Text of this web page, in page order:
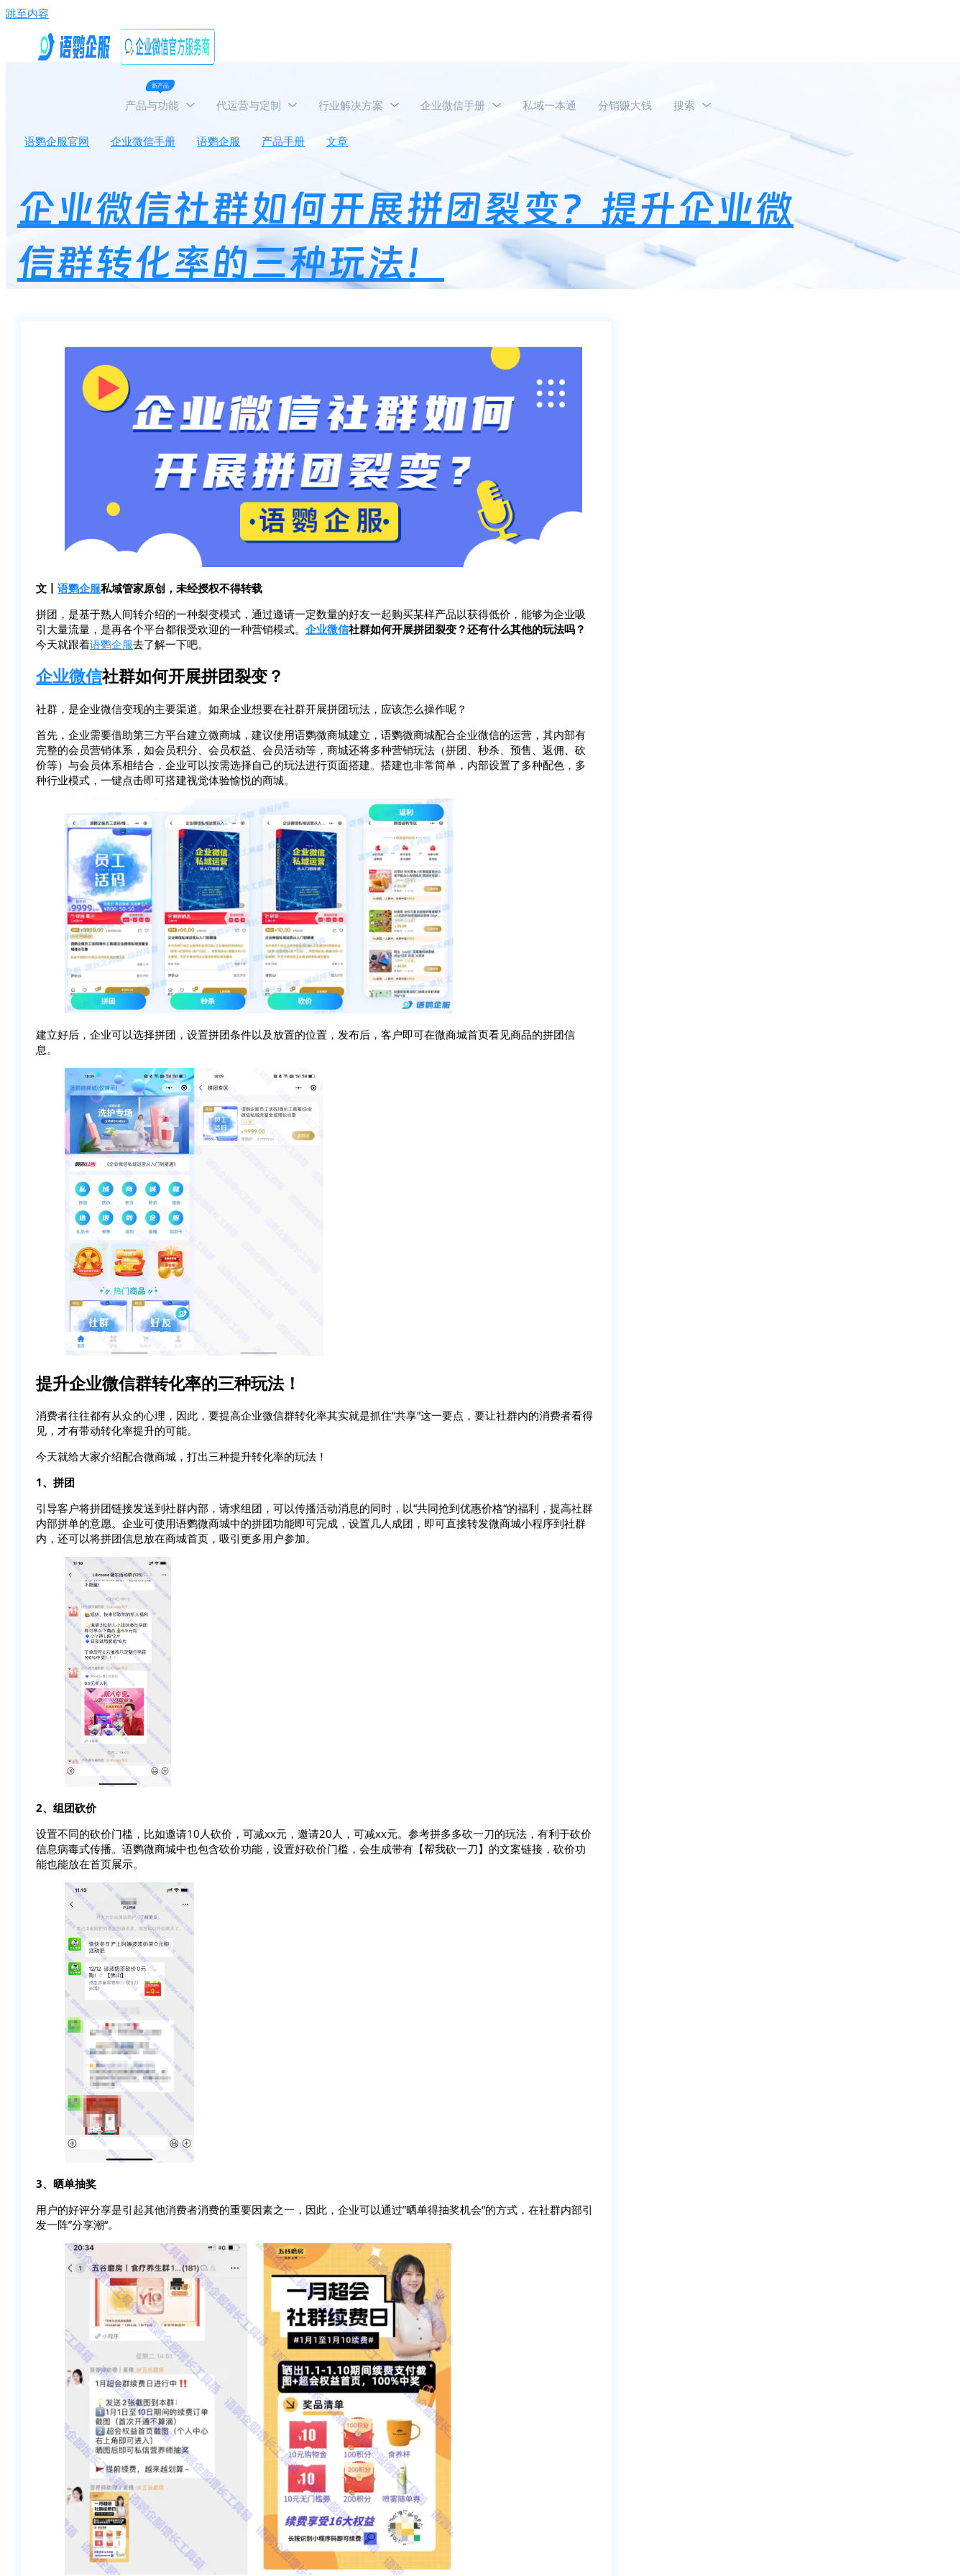
跳至内容
新产品
产品与功能 代运营与定制 行业解决方案 企业微信手册 私域一本通 分销赚大钱 搜索
语鹦企服官网 企业微信手册 语鹦企服 产品手册 文章 企业微信社群如何开展拼团裂变？提升企业微信群转化率的三种玩法！
企业微信社群如何开展拼团裂变？提升企业微
信群转化率的三种玩法！
文丨 语鹦企服私域管家原创，未经授权不得转载
拼团，是基于熟人间转介绍的一种裂变模式，通过邀请一定数量的好友一起购买某样产品以获得低价，能够为企业吸
引大量流量，是再各个平台都很受欢迎的一种营销模式。 企业微信社群如何开展拼团裂变？还有什么其他的玩法吗？
今天就跟着语鹦企服去了解一下吧。
企业微信社群如何开展拼团裂变？
社群，是企业微信变现的主要渠道。如果企业想要在社群开展拼团玩法，应该怎么操作呢？
首先，企业需要借助第三方平台建立微商城，建议使用语鹦微商城建立，语鹦微商城配合企业微信的运营，其内部有
完整的会员营销体系，如会员积分、会员权益、会员活动等，商城还将多种营销玩法（拼团、秒杀、预售、返佣、砍
价等）与会员体系相结合，企业可以按需选择自己的玩法进行页面搭建。搭建也非常简单，内部设置了多种配色，多
种行业模式，一键点击即可搭建视觉体验愉悦的商城。
建立好后，企业可以选择拼团，设置拼团条件以及放置的位置，发布后，客户即可在微商城首页看见商品的拼团信
息。
提升企业微信群转化率的三种玩法！
消费者往往都有从众的心理，因此，要提高企业微信群转化率其实就是抓住“共享”这一要点，要让社群内的消费者看得
见，才有带动转化率提升的可能。
今天就给大家介绍配合微商城，打出三种提升转化率的玩法！
1、拼团
引导客户将拼团链接发送到社群内部，请求组团，可以传播活动消息的同时，以“共同抢到优惠价格“的福利，提高社群
内部拼单的意愿。企业可使用语鹦微商城中的拼团功能即可完成，设置几人成团，即可直接转发微商城小程序到社群
内，还可以将拼团信息放在商城首页，吸引更多用户参加。
2、组团砍价
设置不同的砍价门槛，比如邀请10人砍价，可减xx元，邀请20人，可减xx元。参考拼多多砍一刀的玩法，有利于砍价
信息病毒式传播。语鹦微商城中也包含砍价功能，设置好砍价门槛，会生成带有【帮我砍一刀】的文案链接，砍价功
能也能放在首页展示。
3、晒单抽奖
用户的好评分享是引起其他消费者消费的重要因素之一，因此，企业可以通过”晒单得抽奖机会“的方式，在社群内部引
发一阵”分享潮“。